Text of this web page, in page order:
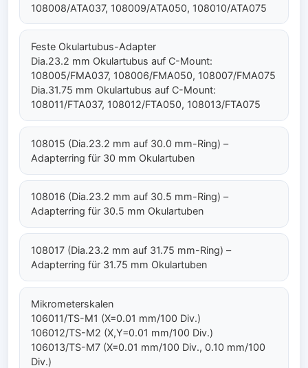
108008/ATA037, 108009/ATA050, 108010/ATA075
Feste Okulartubus-Adapter
Dia.23.2 mm Okulartubus auf C-Mount:
108005/FMA037, 108006/FMA050, 108007/FMA075
Dia.31.75 mm Okulartubus auf C-Mount:
108011/FTA037, 108012/FTA050, 108013/FTA075
108015 (Dia.23.2 mm auf 30.0 mm-Ring) –
Adapterring für 30 mm Okulartuben
108016 (Dia.23.2 mm auf 30.5 mm-Ring) –
Adapterring für 30.5 mm Okulartuben
108017 (Dia.23.2 mm auf 31.75 mm-Ring) –
Adapterring für 31.75 mm Okulartuben
Mikrometerskalen
106011/TS-M1 (X=0.01 mm/100 Div.)
106012/TS-M2 (X,Y=0.01 mm/100 Div.)
106013/TS-M7 (X=0.01 mm/100 Div., 0.10 mm/100
Div.)